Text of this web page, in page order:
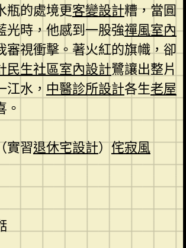
瓶的處境更客變設計糟，當圓
光時，他感到一股強禪風室內
審視衝擊。著火紅的旗幟，卻
民生社區室內設計鷺讓出整片
水， 中醫診所設計各生老屋
。
實習退休宅設計）侘寂風